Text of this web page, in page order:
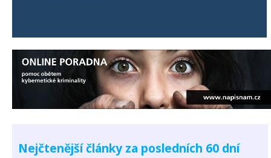
Nejčtenější články za posledních 60 dní